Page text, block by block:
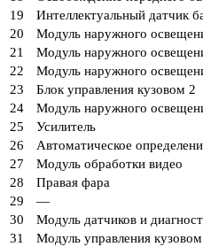
19
Интеллектуальный датчик
20
Модуль наружного
21
Модуль наружного
22
Модуль наружного
23
Блок управления кузовом 2
24
Модуль наружного
25
Усилитель
26
Автоматическое
27
Модуль обработки видео
28
Правая фара
29
—
30
Модуль датчиков и
31
Модуль управления